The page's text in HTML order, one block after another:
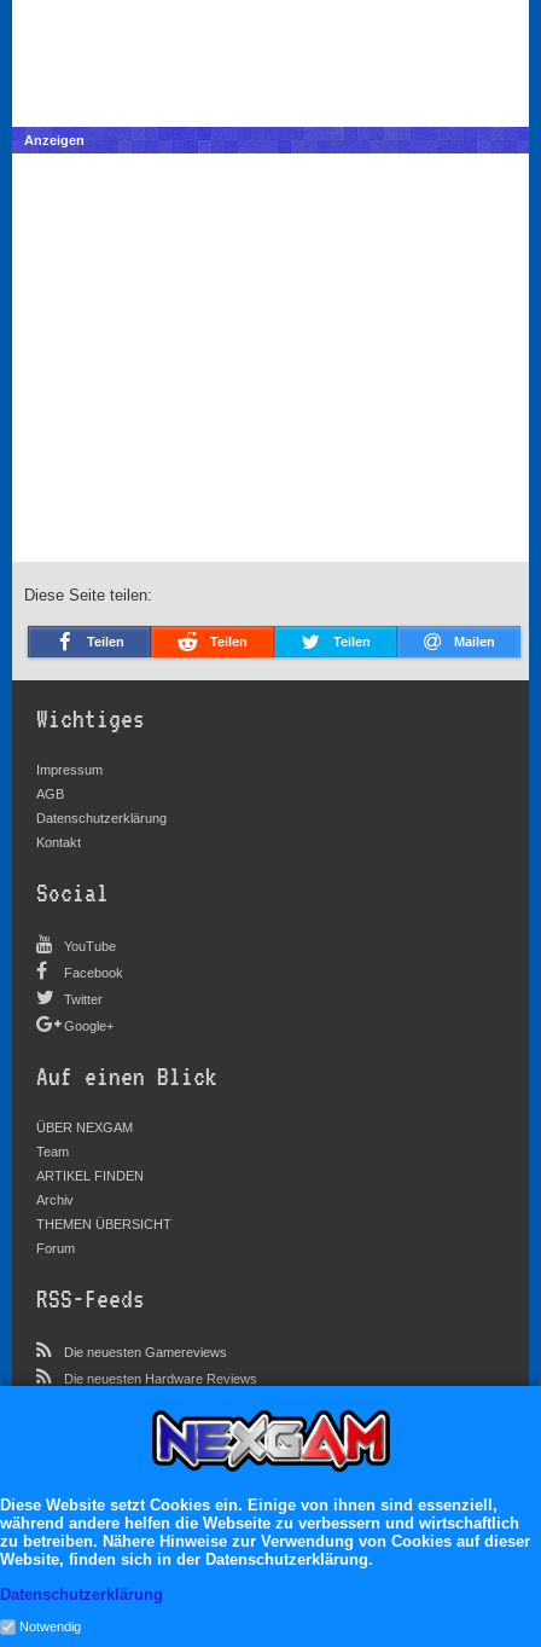
Anzeigen
Diese Seite teilen:
Teilen Teilen Teilen Mailen
Wichtiges
Impressum
AGB
Datenschutzerklärung
Kontakt
Social
YouTube
Facebook
Twitter
Google+
Auf einen Blick
ÜBER NEXGAM
Team
ARTIKEL FINDEN
Archiv
THEMEN ÜBERSICHT
Forum
RSS-Feeds
Die neuesten Gamereviews
Die neuesten Hardware Reviews
Im Forum sind zur Zeit 5827 Benutzer online
Es erwarten dich:
13.119 registrierte Mitglieder
71.046 Themen
Diese Website setzt Cookies ein. Einige von ihnen sind essenziell,
während andere helfen die Webseite zu verbessern und wirtschaftlich
zu betreiben. Nähere Hinweise zur Verwendung von Cookies auf dieser
Website, finden sich in der Datenschutzerklärung.
Datenschutzerklärung
Notwendig